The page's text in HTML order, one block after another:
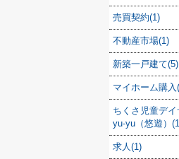
売買契約(1)
不動産市場(1)
新築一戸建て(5)
マイホーム購入
ちくさ児童デ
yu-yu（悠遊）
求人(1)